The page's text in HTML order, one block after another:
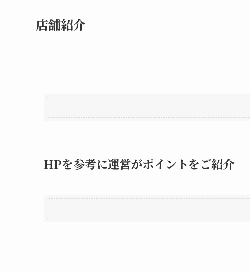
店舗紹介
HPを参考に運営がポイントをご紹介